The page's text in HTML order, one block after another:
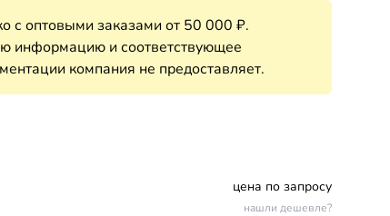
с оптовыми заказами от 50 000 ₽.
информацию и соответствующее
компания не предоставляет.
цена по запросу
нашли дешевле?